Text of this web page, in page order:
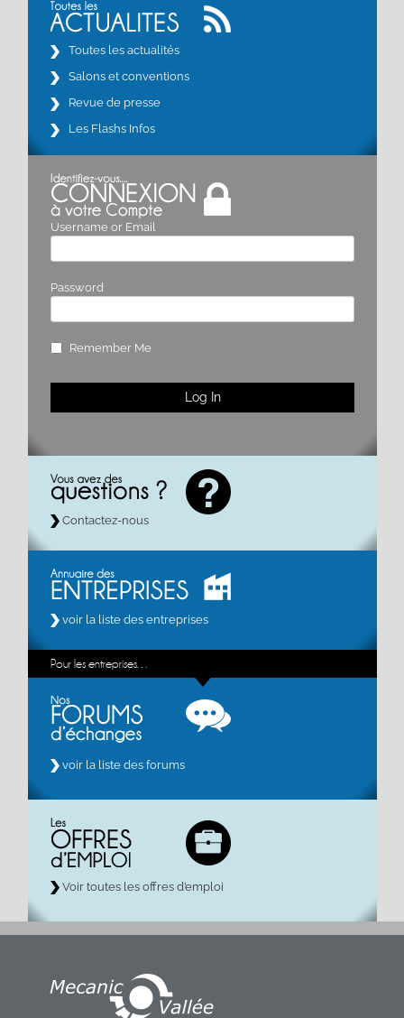
Toutes les actualités
Salons et conventions
Revue de presse
Les Flashs Infos
Username or Email
Password
Remember Me
Contactez-nous
voir la liste des entreprises
Pour les entreprises…
voir la liste des forums
Voir toutes les offres d’emploi